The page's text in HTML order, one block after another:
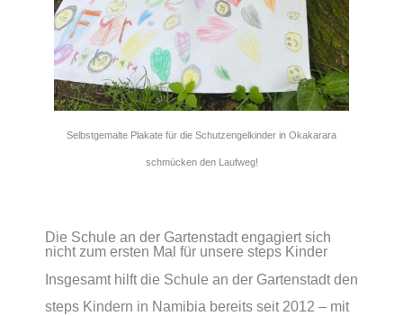
Selbstgemalte Plakate für die Schutzengelkinder in Okakarara
schmücken den Laufweg!
Die Schule an der Gartenstadt engagiert sich
nicht zum ersten Mal für unsere steps Kinder
Insgesamt hilft die Schule an der Gartenstadt den
steps Kindern in Namibia bereits seit 2012 – mit